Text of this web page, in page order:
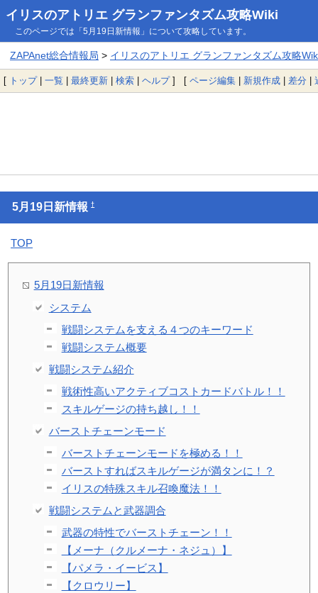
イリスのアトリエ グランファンタズム攻略Wiki
このページでは「5月19日新情報」について攻略しています。
ZAPAnet総合情報局 > イリスのアトリエ グランファンタズム攻略
[ トップ| 一覧 | 最終更新 | 検索 | ヘルプ] [ ページ編集 | 新規作成 | 差分 |
5月19日新情報†
TOP
5月19日新情報
システム
戦闘システムを支える４つのキーワード
戦闘システム概要
戦闘システム紹介
戦術性高いアクティブコストカードバトル！！
スキルゲージの持ち越し！！
バーストチェーンモード
バーストチェーンモードを極める！！
バーストすればスキルゲージが満タンに！？
イリスの特殊スキル召喚魔法！！
戦闘システムと武器調合
武器の特性でバーストチェーン！！
【メーナ（クルメーナ・ネジュ）】
【パメラ・イービス】
【クロウリー】